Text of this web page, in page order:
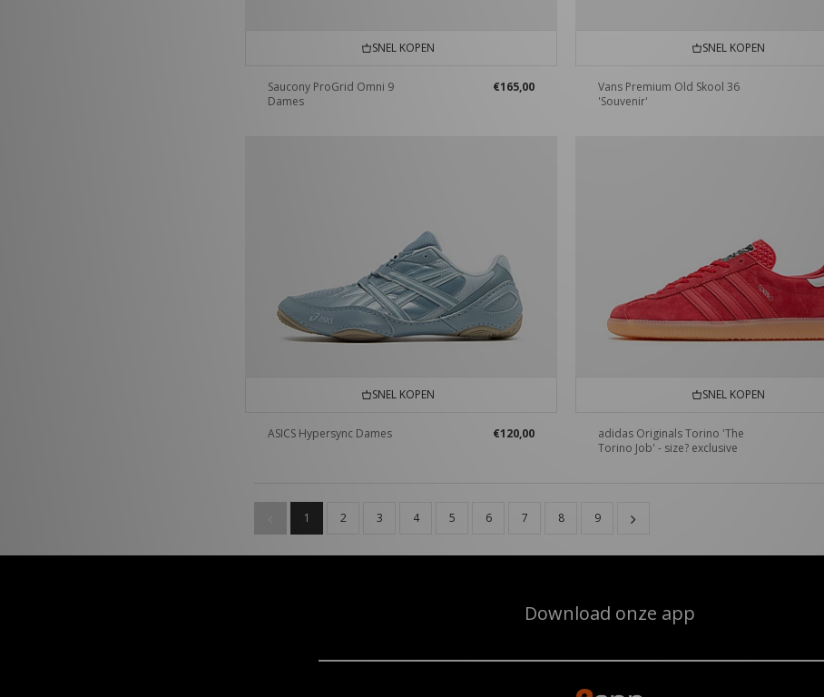
SNEL KOPEN
Saucony ProGrid Omni 9
Dames
€165,00
SNEL KOPEN
Vans Premium Old Skool 36
'Souvenir'
SNEL KOPEN
ASICS Hypersync Dames €120,00
SNEL KOPEN
adidas Originals Torino 'The
Torino Job' - size? exclusive
1 2 3 4 5 6 7 8 9
Download onze app